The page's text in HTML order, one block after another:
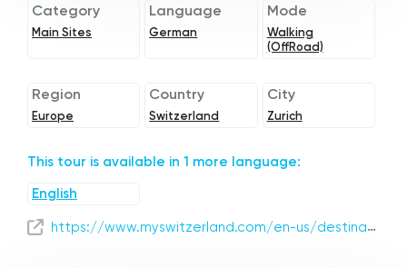
Category
Main Sites
Language
German
Mode
Walking
(OffRoad)
Region
Europe
Country
Switzerland
City
Zurich
This tour is available in 1 more language:
English
https://www.myswitzerland.com/en-us/destinations/zurich-1/